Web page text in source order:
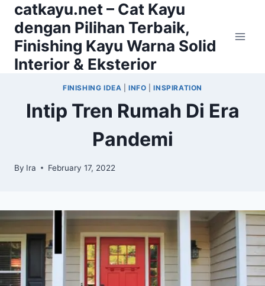
Skip
content
catkayu.net – Cat Kayu
dengan Pilihan Terbaik,
Finishing Kayu Warna Solid
Interior & Eksterior
FINISHING IDEA |INFO |INSPIRATION
Intip Tren Rumah Di Era
Pandemi
By Ira February 17, 2022